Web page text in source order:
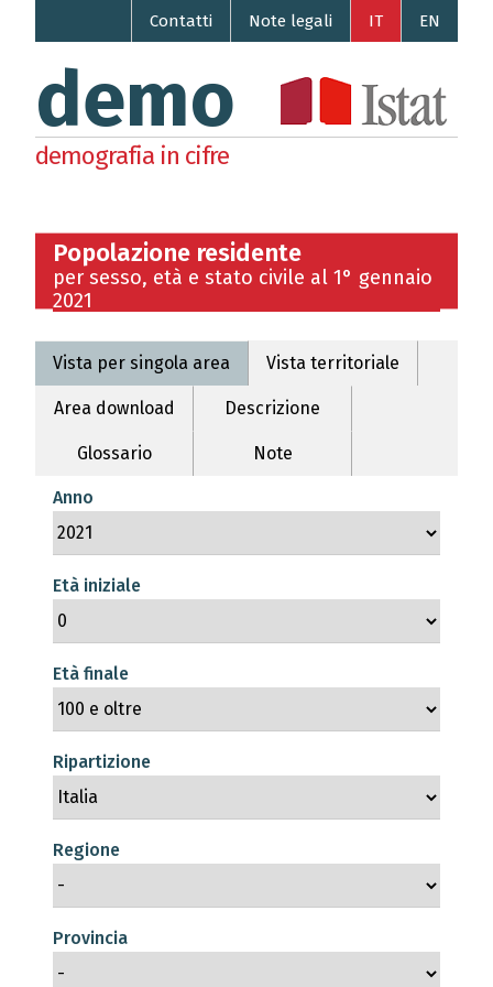
EN
IT
Note legali
Contatti
demo
demografia in cifre
Popolazione residente
per sesso, età e stato civile al 1° gennaio
2021
Vista per singola area Vista territoriale
Area download Descrizione
Glossario Note
Anno
Età iniziale
Età finale
Ripartizione
Regione
Provincia